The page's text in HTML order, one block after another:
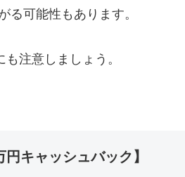
る可能性もあります。
注意しましょう。
キャッシュバック】